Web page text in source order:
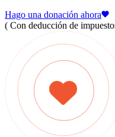
Hago una donación ahora
( Con deducción de